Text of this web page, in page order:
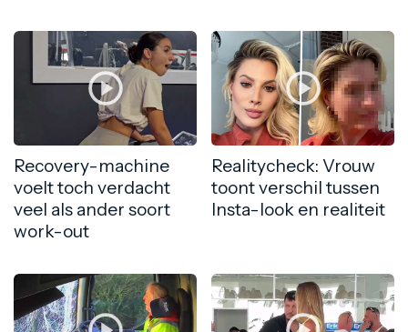
Recovery-machine
voelt toch verdacht
veel als ander soort
work-out
Realitycheck: Vrouw
toont verschil tussen
Insta-look en realiteit